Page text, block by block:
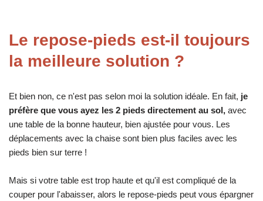
Le repose-pieds est-il toujours
la meilleure solution ?
Et bien non, ce n'est pas selon moi la solution idéale. En fait, je
préfère que vous ayez les 2 pieds directement au sol, avec
une table de la bonne hauteur, bien ajustée pour vous. Les
déplacements avec la chaise sont bien plus faciles avec les
pieds bien sur terre !
Mais si votre table est trop haute et qu'il est compliqué de la
couper pour l'abaisser, alors le repose-pieds peut vous épargner